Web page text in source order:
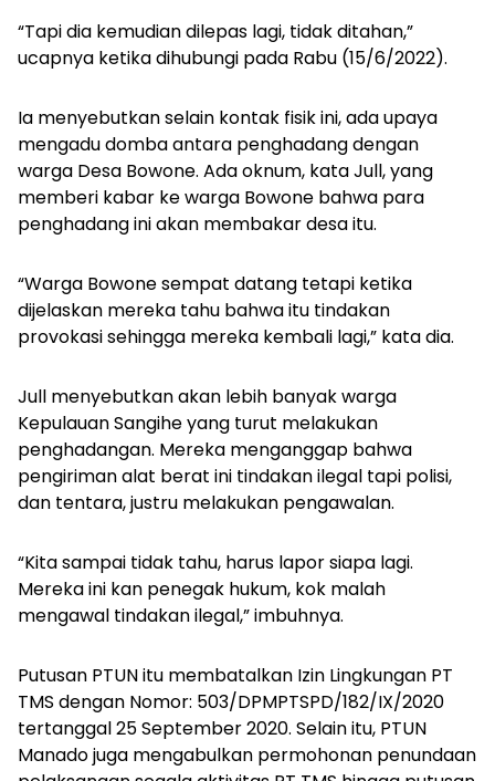
“Tapi dia kemudian dilepas lagi, tidak ditahan,”
ucapnya ketika dihubungi pada Rabu (15/6/2022).
Ia menyebutkan selain kontak fisik ini, ada upaya
mengadu domba antara penghadang dengan
warga Desa Bowone. Ada oknum, kata Jull, yang
memberi kabar ke warga Bowone bahwa para
penghadang ini akan membakar desa itu.
“Warga Bowone sempat datang tetapi ketika
dijelaskan mereka tahu bahwa itu tindakan
provokasi sehingga mereka kembali lagi,” kata dia.
Jull menyebutkan akan lebih banyak warga
Kepulauan Sangihe yang turut melakukan
penghadangan. Mereka menganggap bahwa
pengiriman alat berat ini tindakan ilegal tapi polisi,
dan tentara, justru melakukan pengawalan.
“Kita sampai tidak tahu, harus lapor siapa lagi.
Mereka ini kan penegak hukum, kok malah
mengawal tindakan ilegal,” imbuhnya.
Putusan PTUN itu membatalkan Izin Lingkungan PT
TMS dengan Nomor: 503/DPMPTSPD/182/IX/2020
tertanggal 25 September 2020. Selain itu, PTUN
Manado juga mengabulkan permohonan penundaan